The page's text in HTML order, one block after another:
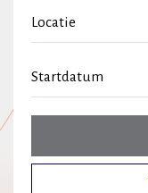
Locatie
Startdatum